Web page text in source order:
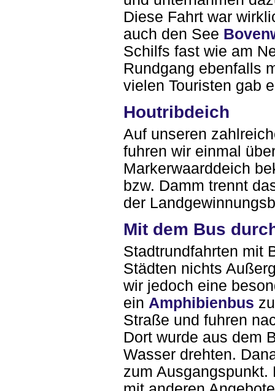
Diese Fahrt war
auch den See
Schilfs fast wie am
Rundgang ebenfalls
vielen Touristen gab
Houtribdeich
Auf unseren
fuhren wir einmal
Markerwaarddeich
bzw. Damm trennt
der
Mit dem Bus
Stadtrundfahrten mit
Städten nichts
wir jedoch eine
ein Amphibienbus
Straße und fuhren
Dort wurde aus dem
Wasser drehten.
zum Ausgangspunkt.